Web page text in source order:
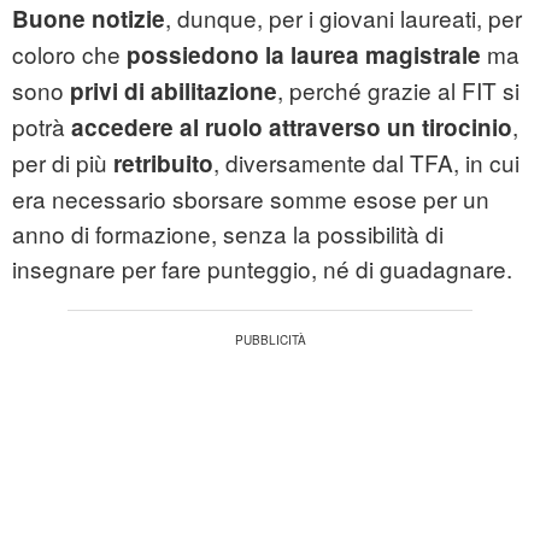
Buone notizie, dunque, per i giovani laureati, per
coloro che possiedono la laurea magistrale ma
sono privi di abilitazione, perché grazie al FIT si
potrà accedere al ruolo attraverso un tirocinio,
per di più retribuito, diversamente dal TFA, in cui
era necessario sborsare somme esose per un
anno di formazione, senza la possibilità di
insegnare per fare punteggio, né di guadagnare.